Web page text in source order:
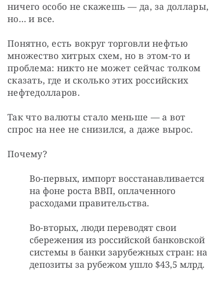
ничего особо не скажешь — да, за доллары,
но… и все.
Понятно, есть вокруг торговли нефтью
множество хитрых схем, но в этом-то и
проблема: никто не может сейчас толком
сказать, где и сколько этих российских
нефтедолларов.
Так что валюты стало меньше — а вот
спрос на нее не снизился, а даже вырос.
Почему?
Во-первых, импорт восстанавливается
на фоне роста ВВП, оплаченного
расходами правительства.
Во-вторых, люди переводят свои
сбережения из российской банковской
системы в банки зарубежных стран: на
депозиты за рубежом ушло $43,5 млрд.